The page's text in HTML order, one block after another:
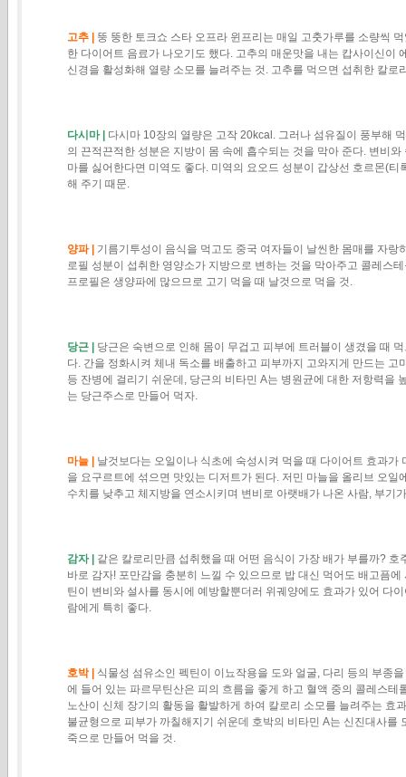
고추 | 뚱 뚱한 토크쇼 스타 오프라 윈프리는 매일 고춧가루를 소량씩
한 다이어트 음료가 나오기도 했다. 고추의 매운맛을 내는 캅사이신이
신경을 활성화해 열량 소모를 늘려주는 것. 고추를 먹으면 섭취한 칼로
다시마 | 다시마 10장의 열량은 고작 20kcal. 그러나 섬유질이 풍부해
의 끈적끈적한 성분은 지방이 몸 속에 흡수되는 것을 막아 준다. 변비
마를 싫어한다면 미역도 좋다. 미역의 요오드 성분이 갑상선 호르몬(티
해 주기 때문.
양파 | 기름기투성이 음식을 먹고도 중국 여자들이 날씬한 몸매를 자랑
로필 성분이 섭취한 영양소가 지방으로 변하는 것을 막아주고 콜레스
프로필은 생양파에 많으므로 고기 먹을 때 날것으로 먹을 것.
당근 | 당근은 숙변으로 인해 몸이 무겁고 피부에 트러블이 생겼을 때 먹
다. 간을 정화시켜 체내 독소를 배출하고 피부까지 고와지게 만드는 고
등 잔병에 걸리기 쉬운데, 당근의 비타민 A는 병원균에 대한 저항력을
는 당근주스로 만들어 먹자.
마늘 | 날것보다는 오일이나 식초에 숙성시켜 먹을 때 다이어트 효과가
을 요구르트에 섞으면 맛있는 디저트가 된다. 저민 마늘을 올리브 오일
수치를 낮추고 체지방을 연소시키며 변비로 아랫배가 나온 사람, 부기
감자 | 같은 칼로리만큼 섭취했을 때 어떤 음식이 가장 배가 부를까? 호
바로 감자! 포만감을 충분히 느낄 수 있으므로 밥 대신 먹어도 배고픔
틴이 변비와 설사를 동시에 예방할뿐더러 위궤양에도 효과가 있어 다
람에게 특히 좋다.
호박 | 식물성 섬유소인 펙틴이 이뇨작용을 도와 얼굴, 다리 등의 부종
에 들어 있는 파르무틴산은 피의 흐름을 좋게 하고 혈액 중의 콜레스테
노산이 신체 장기의 활동을 활발하게 하여 칼로리 소모를 늘려주는 효
불균형으로 피부가 까칠해지기 쉬운데 호박의 비타민 A는 신진대사를
죽으로 만들어 먹을 것.